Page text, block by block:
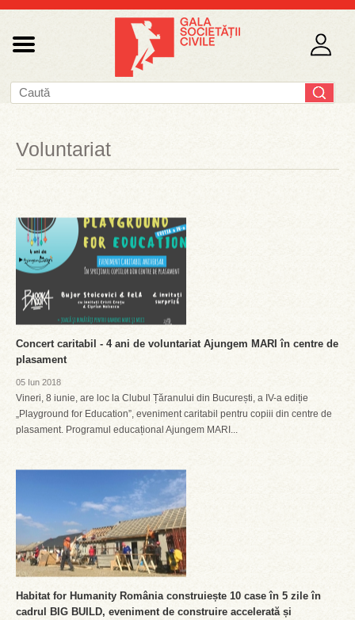
Voluntariat
Concert caritabil - 4 ani de voluntariat Ajungem MARI în centre de
plasament
05 Iun 2018
Vineri, 8 iunie, are loc la Clubul Țăranului din București, a IV-a ediție
„Playground for Education”, eveniment caritabil pentru copiii din centre de
plasament. Programul educațional Ajungem MARI...
Habitat for Humanity România construiește 10 case în 5 zile în
cadrul BIG BUILD, eveniment de construire accelerată și